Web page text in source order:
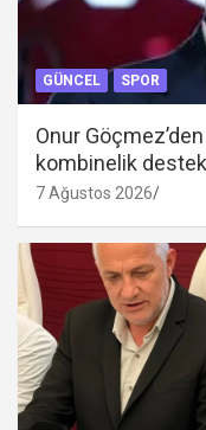
GÜNCEL SPOR
Onur
kombinelik destek
7 Ağustos 2026